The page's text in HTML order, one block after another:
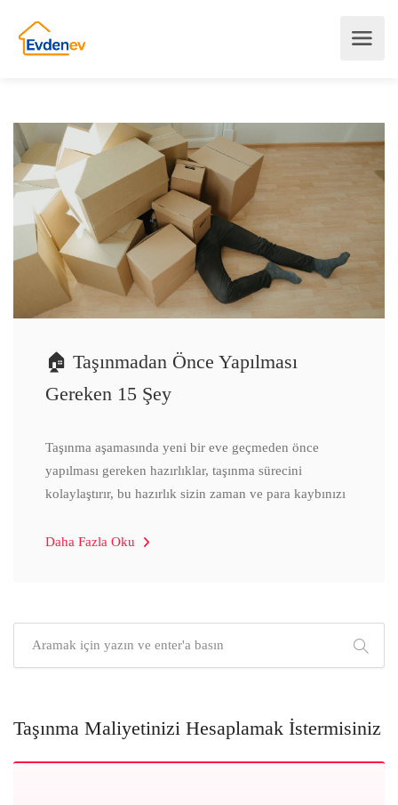
🏠 Taşınmadan Önce Yapılması
Gereken 15 Şey
Taşınma aşamasında yeni bir eve geçmeden önce
yapılması gereken hazırlıklar, taşınma sürecini
kolaylaştırır, bu hazırlık sizin zaman ve para kaybınızı
Daha Fazla Oku
Taşınma Maliyetinizi Hesaplamak İstermisiniz